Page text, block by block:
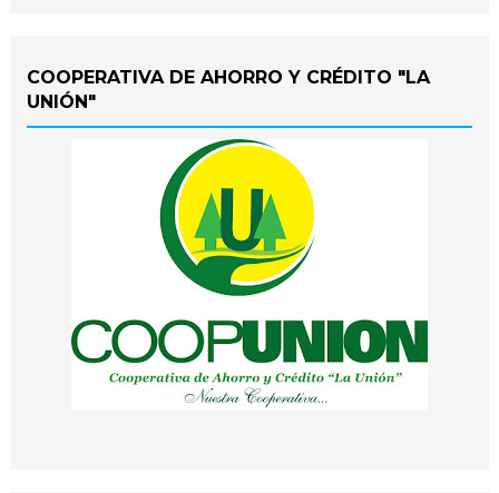
COOPERATIVA DE AHORRO Y CRÉDITO "LA
UNIÓN"